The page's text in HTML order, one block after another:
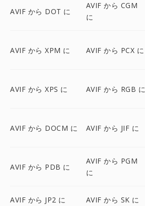
AVIF から DOT に
AVIF から CGM
に
AVIF から XPM に AVIF から PCX に
AVIF から XPS に AVIF から RGB に
AVIF から DOCM に AVIF から JIF に
AVIF から PDB に
AVIF から PGM
に
AVIF から JP2 に AVIF から SK に